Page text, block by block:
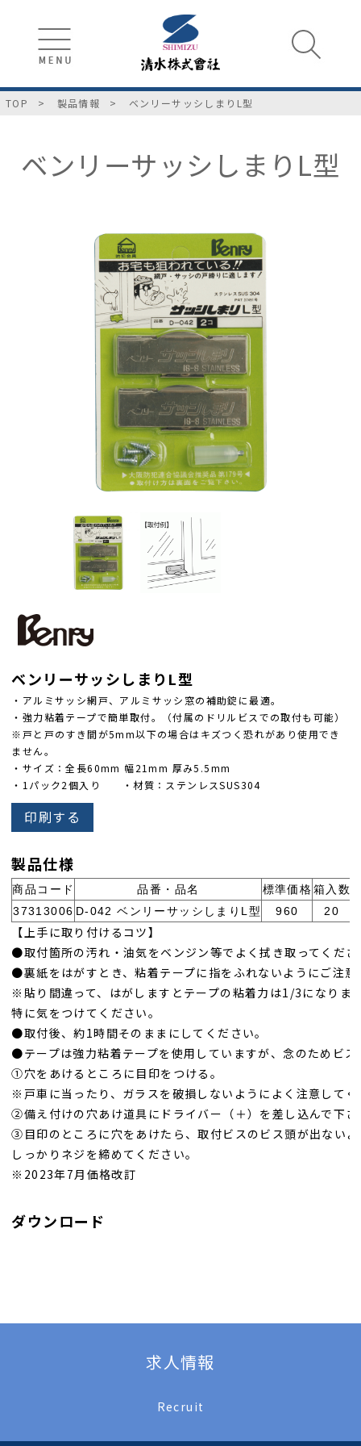
TOP 製品情報 ベンリーサッシしまりL型
ベンリーサッシしまりL型
ベンリーサッシしまりL型
・アルミサッシ網戸、アルミサッシ窓の補助錠に最適。
・強力粘着テープで簡単取付。（付属のドリルビスでの取付も可能）
※戸と戸のすき間が5mm以下の場合はキズつく恐れがあり使用でき
ません。
・サイズ：全長60mm 幅21mm 厚み5.5mm
・1パック2個入り ・材質：ステンレスSUS304
印刷する
製品仕様
商品コード 品番・品名 標準価格箱入数
37313006 D-042 ベンリーサッシしまりL型 960 20
【上手に取り付けるコツ】
●取付箇所の汚れ・油気をベンジン等でよく拭き取ってくださ
●裏紙をはがすとき、粘着テープに指をふれないようにご注意
※貼り間違って、はがしますとテープの粘着力は1/3になりま
特に気をつけてください。
●取付後、約1時間そのままにしてください。
●テープは強力粘着テープを使用していますが、念のためビ
①穴をあけるところに目印をつける。
※戸車に当ったり、ガラスを破損しないようによく注意して
②備え付けの穴あけ道具にドライバー（＋）を差し込んで下
③目印のところに穴をあけたら、取付ビスのビス頭が出ない
しっかりネジを締めてください。
※2023年7月価格改訂
ダウンロード
求人情報
Recruit